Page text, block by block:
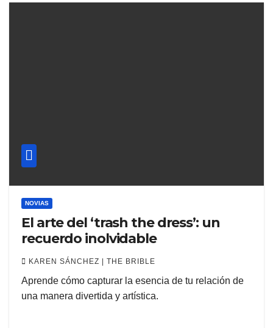
NOVIAS
El arte del ‘trash the dress’: un
recuerdo inolvidable
KAREN SÁNCHEZ | THE BRIBLE
Aprende cómo capturar la esencia de tu relación de
una manera divertida y artística.